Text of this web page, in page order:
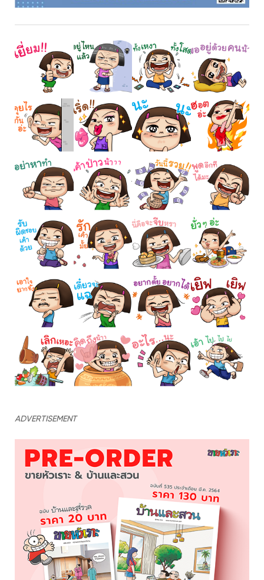
ADVERTISEMENT